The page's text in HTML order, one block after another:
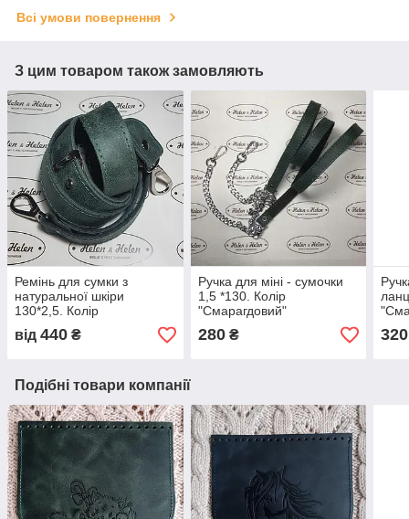
Всі умови повернення
З цим товаром також замовляють
Ремінь для сумки з
натуральної шкіри
130*2,5. Колір
"Смарагдовий".
від 440 ₴
Ручка для міні - сумочки
1,5 *130. Колір
"Смарагдовий"
280₴ 320
Подібні товари компанії